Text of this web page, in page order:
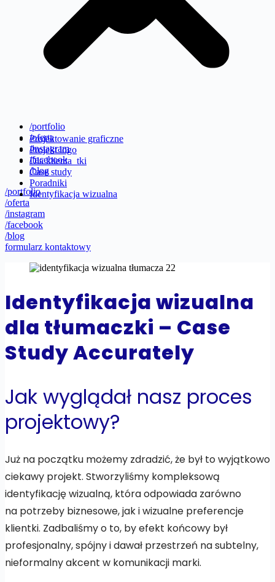
Projektowanie graficzne
Projekt logo
Dla klienta_tki
Case study
Poradniki
Identyfikacja wizualna
/portfolio
/oferta
/instagram
/facebook
/blog
/portfolio
/oferta
/instagram
/facebook
/blog
formularz kontaktowy
Identyfikacja wizualna
dla tłumaczki – Case
Study Accurately
Jak wyglądał nasz proces
projektowy?
Już na początku możemy zdradzić, że był to wyjątkowo
ciekawy projekt. Stworzyliśmy kompleksową
identyfikację wizualną, która odpowiada zarówno
na potrzeby biznesowe, jak i wizualne preferencje
klientki. Zadbaliśmy o to, by efekt końcowy był
profesjonalny, spójny i dawał przestrzeń na subtelny,
nieformalny akcent w komunikacji marki.